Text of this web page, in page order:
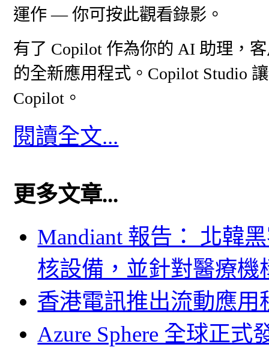
運作 — 你可按此觀看錄影。
有了 Copilot 作為你的 AI 助理，
的全新應用程式。Copilot Studio
Copilot。
閱讀全文...
更多文章...
Mandiant 報告： 北韓
核設備，並針對醫療
香港電訊推出流動應用
Azure Sphere 全球正